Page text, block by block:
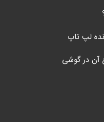
لپ تاپ
آن در گوشی